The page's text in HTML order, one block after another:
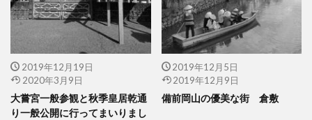
2019年12月19日
2020年3月9日
大嘗宮一般参観と秋季皇居乾通
り一般公開に行ってまいりまし
2019年12月5日
2019年12月9日
備前岡山の優美な街 倉敷